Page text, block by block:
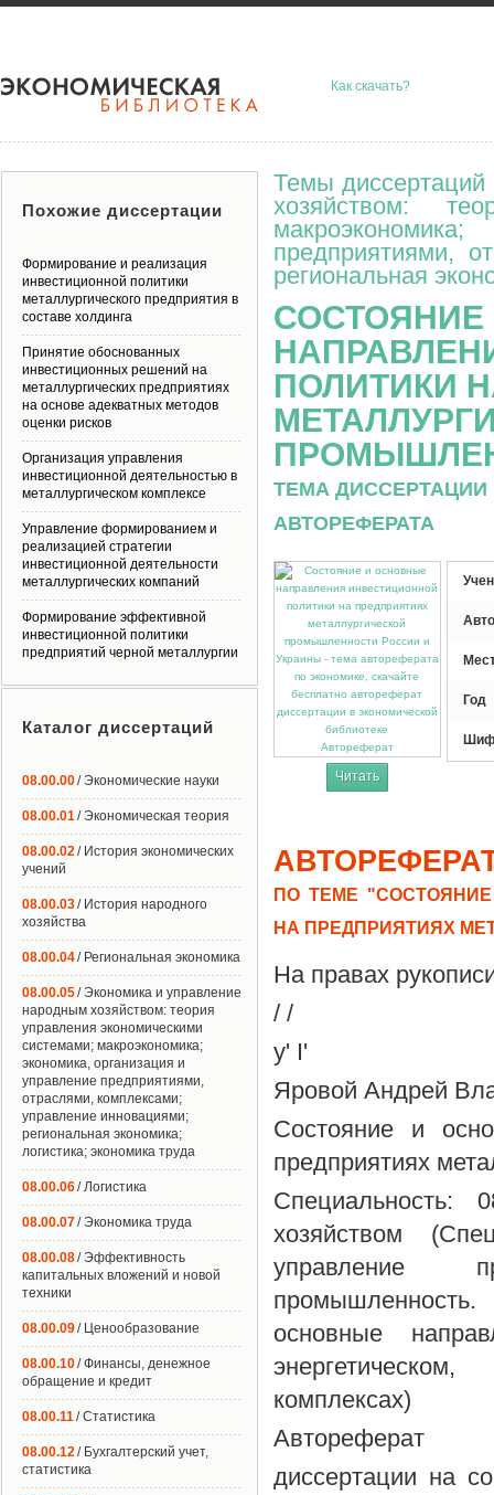
Как скачать?
Темы диссертаций
хозяйством:
предприятиями,
региональная
ПОЛИТИКИ
ТЕМА
АВТОРЕФЕРАТА
Автореферат
Читать
Год
ПО ТЕМЕ
НА ПРЕДПРИЯТИЯХ
На правах
/ /
у' I'
Яровой Андрей
Состояние и
предприятиях
Специальность:
хозяйством
управление
основные
комплексах)
Автореферат
диссертации на
Похожие диссертации
Формирование и реализация
инвестиционной политики
металлургического предприятия в
составе холдинга
Принятие обоснованных
инвестиционных решений на
металлургических предприятиях
на основе адекватных методов
оценки рисков
Организация управления
инвестиционной деятельностью в
металлургическом комплексе
Управление формированием и
реализацией стратегии
инвестиционной деятельности
металлургических компаний
Формирование эффективной
инвестиционной политики
предприятий черной металлургии
Каталог диссертаций
08.00.00/ Экономические науки
08.00.01/ Экономическая теория
08.00.02/ История экономических
учений
08.00.03/ История народного
хозяйства
08.00.04/ Региональная экономика
08.00.05/ Экономика и управление
народным хозяйством: теория
управления экономическими
системами; макроэкономика;
экономика, организация и
управление предприятиями,
отраслями, комплексами;
управление инновациями;
региональная экономика;
логистика; экономика труда
08.00.06/ Логистика
08.00.07/ Экономика труда
08.00.08/ Эффективность
капитальных вложений и новой
техники
08.00.09/ Ценообразование
08.00.10/ Финансы, денежное
обращение и кредит
08.00.11/ Статистика
08.00.12/ Бухгалтерский учет,
статистика